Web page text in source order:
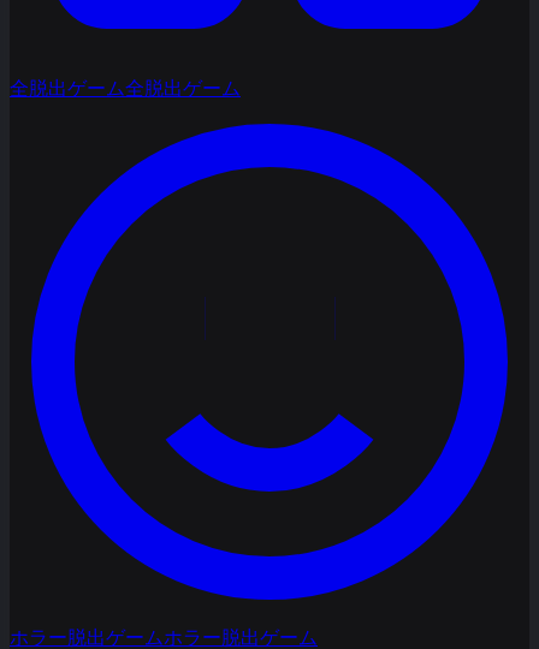
全脱出ゲーム全脱出ゲーム
ホラー脱出ゲームホラー脱出ゲーム